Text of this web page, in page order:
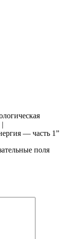
— часть 1”
поля